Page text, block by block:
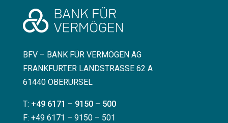
BFV – BANK FÜR VERMÖGEN AG
FRANKFURTER LANDSTRASSE 62 A
61440 OBERURSEL
T: +49 6171 – 9150 – 500
F: +49 6171 – 9150 – 501